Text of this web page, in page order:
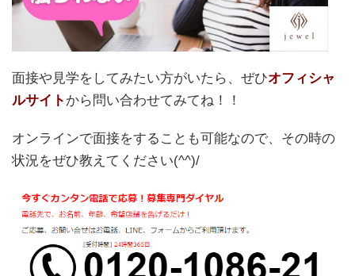
面接や見学をしてみたい方がいたら、ぜひオフィシャ
ルサイト から問い合わせてみてね！！
オンラインで面接をすることも可能なので、その時の
状況をぜひ教えてください(^^)/